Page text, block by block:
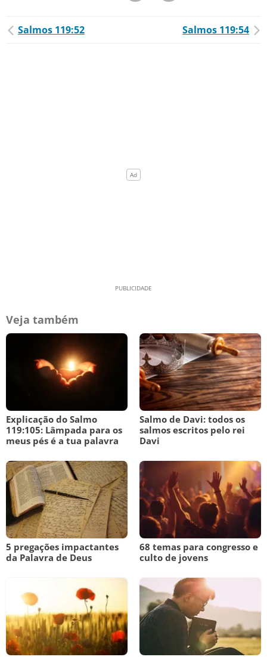
Salmos 119:52 Salmos 119:54
Veja também
Explicação do Salmo
119:105: Lâmpada para os
meus pés é a tua palavra
Salmo de Davi: todos os
salmos escritos pelo rei
Davi
5 pregações impactantes
da Palavra de Deus
68 temas para congresso e
culto de jovens